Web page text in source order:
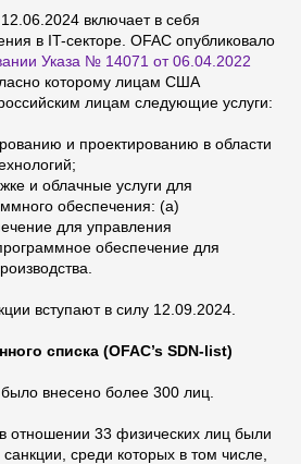
включает в себя
в IT-секторе. OFAC опубликовало
Указа № 14071 от 06.04.2022
которому лицам США
лицам следующие услуги:
и проектированию в области
и облачные услуги для
обеспечения: (а)
для управления
обеспечение для
вступают в силу 12.09.2024.
списка (OFAC’s SDN-list)
внесено более 300 лиц.
в отношении 33 физических лиц были
среди которых в том числе,